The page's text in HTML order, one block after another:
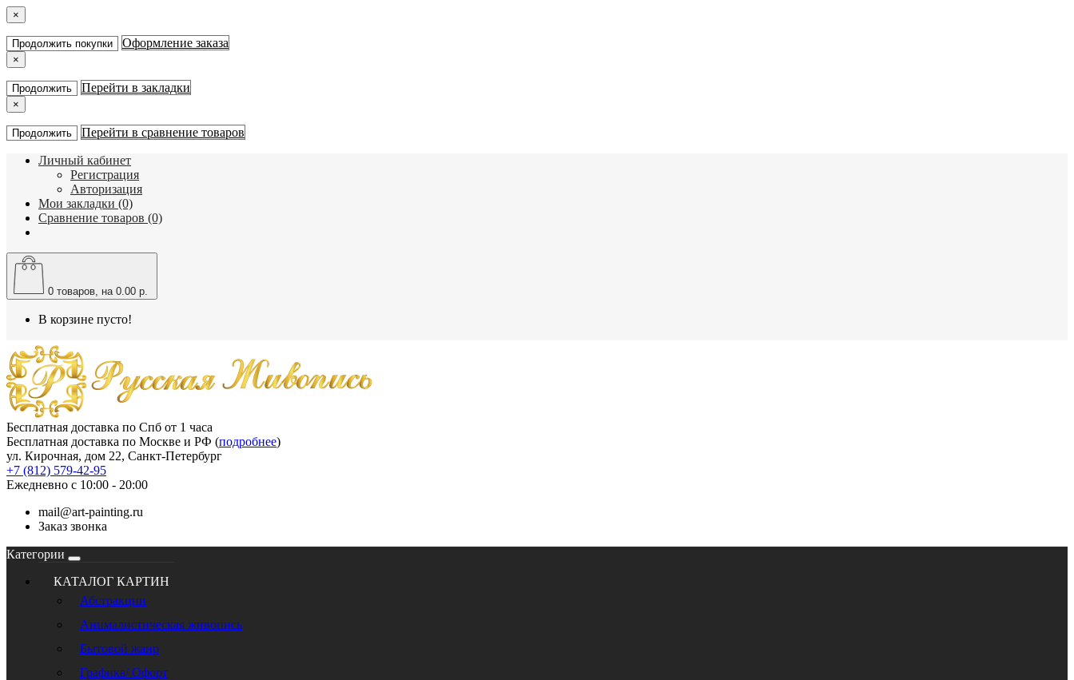
×
Продолжить покупки Оформление заказа
×
Продолжить Перейти в закладки
×
Продолжить Перейти в сравнение товаров
Личный кабинет
Регистрация
Авторизация
Мои закладки (0)
Сравнение товаров (0)
0 товаров, на 0.00 р.
В корзине пусто!
Бесплатная доставка по Спб от 1 часа
Бесплатная доставка по Москве и РФ (подробнее)
ул. Кирочная, дом 22, Санкт-Петербург
+7 (812) 579-42-95
Ежедневно с 10:00 - 20:00
mail@art-painting.ru
Заказ звонка
Категории
КАТАЛОГ КАРТИН
Абстракции
Анималистическая живопись
Бытовой жанр
Графика/ Офорт